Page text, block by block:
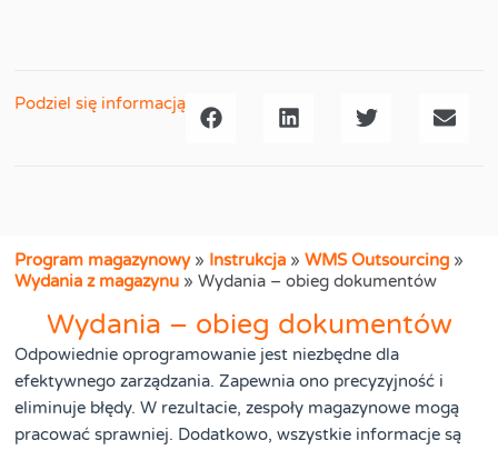
Podziel się informacją
Program magazynowy» Instrukcja »WMS Outsourcing »
Wydania z magazynu »Wydania – obieg dokumentów
Wydania – obieg dokumentów
Odpowiednie oprogramowanie jest niezbędne dla
efektywnego zarządzania. Zapewnia ono precyzyjność i
eliminuje błędy. W rezultacie, zespoły magazynowe mogą
pracować sprawniej. Dodatkowo, wszystkie informacje są